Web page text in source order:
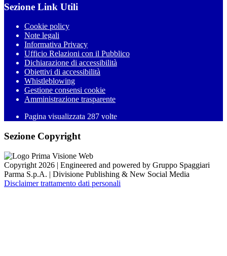
Sezione Link Utili
Cookie policy
Note legali
Informativa Privacy
Ufficio Relazioni con il Pubblico
Dichiarazione di accessibilità
Obiettivi di accessibilità
Whistleblowing
Gestione consensi cookie
Amministrazione trasparente
Pagina visualizzata 287 volte
Sezione Copyright
Copyright 2026 | Engineered and powered by Gruppo Spaggiari
Parma S.p.A. | Divisione Publishing & New Social Media
Disclaimer trattamento dati personali